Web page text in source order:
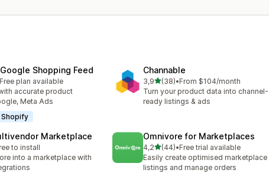
Shopping Feed
Free plan available
accurate product
Meta Ads
Channable
3,95 yıldız üzerinden
(38)
toplam 38 değerlendirme
•From $104/month
Turn your product data into channel-
ready listings & ads
Marketplace
to install
into a marketplace with
Omnivore for Marketplaces
4,25 yıldız üzerinden
(44)
toplam 44 değerlendirme
•Free trial available
Easily create optimised marketplace
listings and manage orders